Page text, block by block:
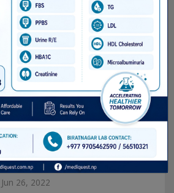
तथा निर्यात प्रर्वद्धनको नीतिको अभावमा ३
दशकयता सुनसरी-मोरङ औद्योगिक
करिडोरमाउद्योगहरु बन्द हुने क्रम बढेको छ ।
सरकारको स्थायी पोलिसीको अभावमा
पछिल्लो ३ दशकयता यस करिडोरमा नयाँ
लगानीका निर्यातमुखी उद्योगहरु सञ्चालनमा
आउन नसकेका हुन् । वि.सं. २०४६ सालसम्म
�. . .
नेप्से परिसूचकमा उच्च अङ्कको
वृद्धि
Jun 26, 2022